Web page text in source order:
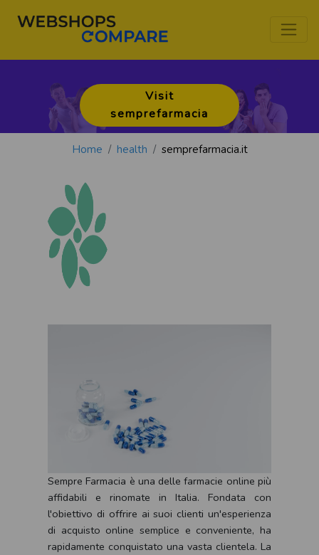
Visit
semprefarmacia
Home health semprefarmacia.it
Sempre Farmacia è una delle farmacie online più
affidabili e rinomate in Italia. Fondata con
l'obiettivo di offrire ai suoi clienti un'esperienza
di acquisto online semplice e conveniente, ha
rapidamente conquistato una vasta clientela. La